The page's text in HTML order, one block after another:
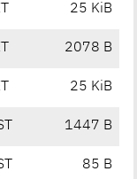
25 KiB
2078 B
25 KiB
1447 B
85 B